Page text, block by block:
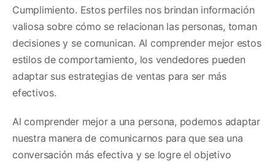
Cumplimiento. Estos perfiles nos brindan información
valiosa sobre cómo se relacionan las personas, toman
decisiones y se comunican. Al comprender mejor estos
estilos de comportamiento, los vendedores pueden
adaptar sus estrategias de ventas para ser más
efectivos.
Al comprender mejor a una persona, podemos adaptar
nuestra manera de comunicarnos para que sea una
conversación más efectiva y se logre el objetivo